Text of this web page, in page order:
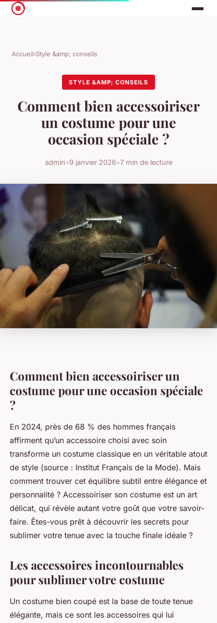
Accueil›Style &amp; conseils
STYLE &AMP; CONSEILS
Comment bien accessoiriser
un costume pour une
occasion spéciale ?
admin•9 janvier 2026•7 min de lecture
Comment bien accessoiriser un
costume pour une occasion spéciale
?
En 2024, près de 68 % des hommes français
affirment qu’un accessoire choisi avec soin
transforme un costume classique en un véritable atout
de style (source : Institut Français de la Mode). Mais
comment trouver cet équilibre subtil entre élégance et
personnalité ? Accessoiriser son costume est un art
délicat, qui révèle autant votre goût que votre savoir-
faire. Êtes-vous prêt à découvrir les secrets pour
sublimer votre tenue avec la touche finale idéale ?
Les accessoires incontournables
pour sublimer votre costume
Un costume bien coupé est la base de toute tenue
élégante, mais ce sont les accessoires qui lui